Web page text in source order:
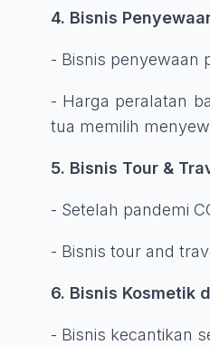
4. Bisnis
- Bisnis penyewaan
- Harga peralatan
tua memilih
5. Bisnis Tour &
- Setelah pandemi
- Bisnis tour and
6. Bisnis Kosmetik
- Bisnis kecantikan